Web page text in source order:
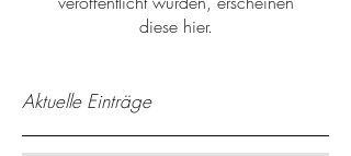
diese hier.
Aktuelle Einträge